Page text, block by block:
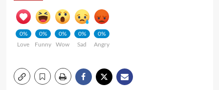
0%
Love
0%
Funny
0%
Wow
0%
Sad
0%
Angry